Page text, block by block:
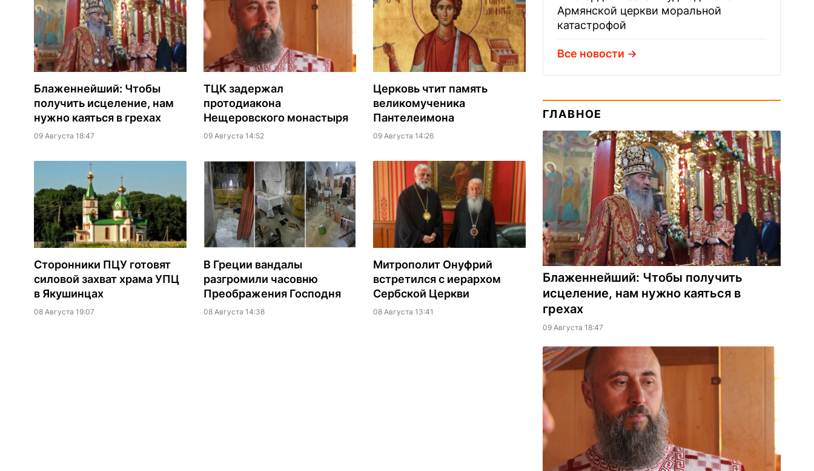
Блаженнейший: Чтобы
получить исцеление, нам
нужно каяться в грехах
09 Августа 18:47
ТЦК задержал
протодиакона
Нещеровского монастыря
09 Августа 14:52
Церковь чтит память
великомученика
Пантелеимона
09 Августа 14:26
Сторонники ПЦУ готовят
силовой захват храма УПЦ
в Якушинцах
08 Августа 19:07
В Греции вандалы
разгромили часовню
Преображения Господня
08 Августа 14:38
Митрополит Онуфрий
встретился с иерархом
Сербской Церкви
08 Августа 13:41
Армянской церкви моральной
катастрофой
Все новости
ГЛАВНОЕ
Блаженнейший: Чтобы получить
исцеление, нам нужно каяться в
грехах
09 Августа 18:47